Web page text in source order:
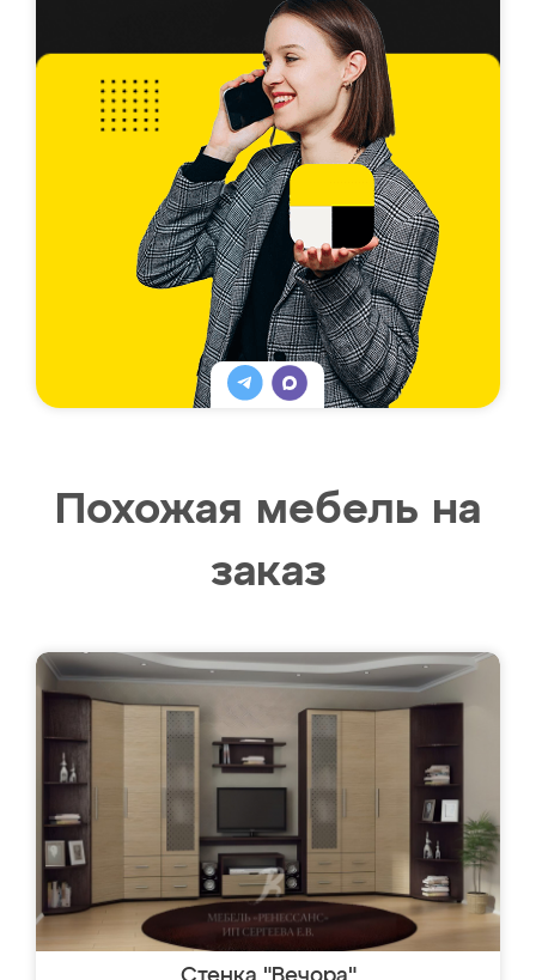
Похожая мебель на
заказ